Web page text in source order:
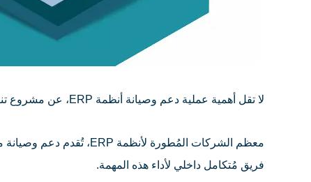
لا تقل أهمية عملية دعم وصيانة أنظمة ERP، عن مشروع تنفيذه وتطبيقه داخل المُشنأة؛ لأنها تضمن استمرارية الأداء بأفضل جودة، وتُعزّز من زيادة عائد الاستثمار على المدى الطويل.
فريق مُتكامل داخلي لأداء هذه المهمة.